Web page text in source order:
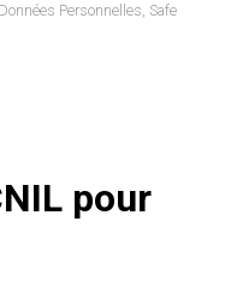
Personnelles, Safe
pour